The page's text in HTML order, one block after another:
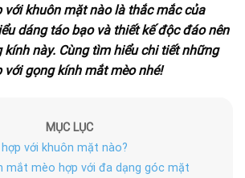
với khuôn mặt nào là thắc mắc của
dáng táo bạo và thiết kế độc đáo nên
này. Cùng tìm hiểu chi tiết những
gọng kính mắt mèo nhé!
MỤC LỤC
với khuôn mặt nào?
mắt mèo hợp với đa dạng góc mặt